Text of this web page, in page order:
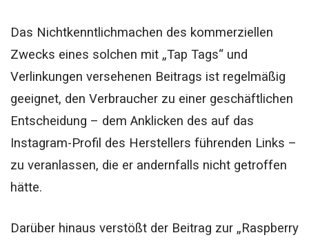
Das Nichtkenntlichmachen des kommerziellen
Zwecks eines solchen mit „Tap Tags“ und
Verlinkungen versehenen Beitrags ist regelmäßig
geeignet, den Verbraucher zu einer geschäftlichen
Entscheidung – dem Anklicken des auf das
Instagram-Profil des Herstellers führenden Links –
zu veranlassen, die er andernfalls nicht getroffen
hätte.
Darüber hinaus verstößt der Beitrag zur „Raspberry